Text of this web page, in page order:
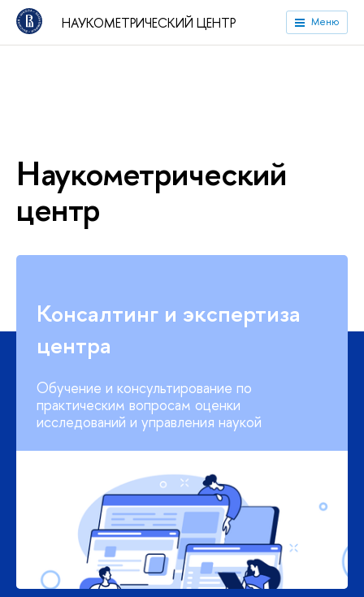
НАУКОМЕТРИЧЕСКИЙ ЦЕНТР Меню
Наукометрический
центр
Консалтинг и экспертиза
центра
Обучение и консультирование по
практическим вопросам оценки
исследований и управления наукой